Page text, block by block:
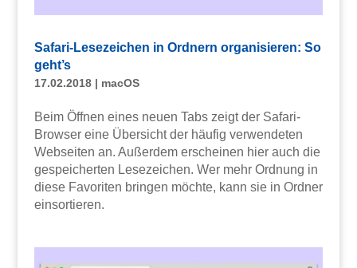
Safari-Lesezeichen in Ordnern organisieren: So
geht’s
17.02.2018| macOS
Beim Öffnen eines neuen Tabs zeigt der Safari-
Browser eine Übersicht der häufig verwendeten
Webseiten an. Außerdem erscheinen hier auch die
gespeicherten Lesezeichen. Wer mehr Ordnung in
diese Favoriten bringen möchte, kann sie in Ordner
einsortieren.